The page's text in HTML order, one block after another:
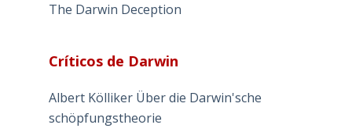
The Darwin Deception
Críticos de Darwin
Albert Kölliker Über die Darwin'sche
schöpfungstheorie